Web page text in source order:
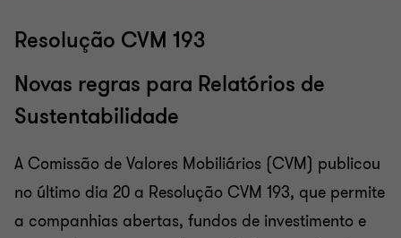
Resolução CVM 193
Novas regras para Relatórios de
Sustentabilidade
A Comissão de Valores Mobiliários (CVM) publicou
no último dia 20 a Resolução CVM 193, que permite
a companhias abertas, fundos de investimento e